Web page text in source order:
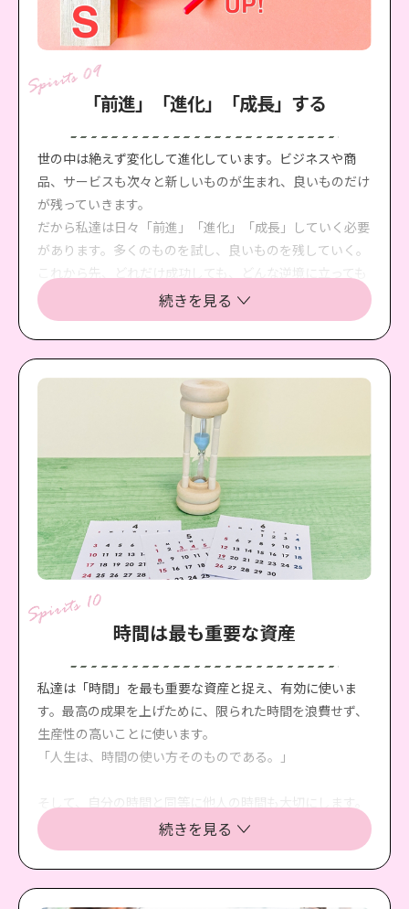
「前進」「進化」「成長」する
世の中は絶えず変化して進化しています。ビジネスや商
品、サービスも次々と新しいものが生まれ、良いものだけ
が残っていきます。
だから私達は日々「前進」「進化」「成長」していく必要
があります。多くのものを試し、良いものを残していく。
これから先、どれだけ成功しても、どんな逆境に立っても
「今よりももっと良くする。」「常に最高を追及する。」
この姿勢は変わりません。最高の仕事をし、最高のサービ
スを提供していきます。この目標を達成し続けます。
続きを見る
時間は最も重要な資産
私達は「時間」を最も重要な資産と捉え、有効に使いま
す。最高の成果を上げために、限られた時間を浪費せず、
生産性の高いことに使います。
「人生は、時間の使い方そのものである。」
そして、自分の時間と同等に他人の時間も大切にします。
そうすることで、全てのコミュニケーションが重要度の高
いことを扱う質の高いものとなり、成果や成長に直結し、
会社やチームの成幸、自分自身の成幸にも繋がっていくと
考えるからです。
続きを見る